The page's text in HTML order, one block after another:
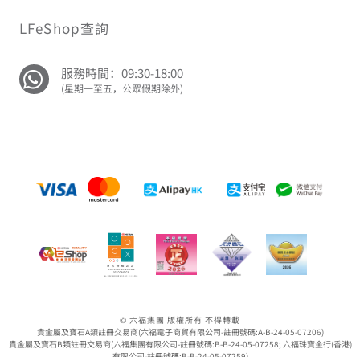
LFeShop查詢
服務時間：09:30-18:00
(星期一至五，公眾假期除外)
© 六福集團 版權所有 不得轉載
貴金屬及寶石A類註冊交易商(六福電子商貿有限公司-註冊號碼:A-B-24-05-07206)
貴金屬及寶石B類註冊交易商(六福集團有限公司-註冊號碼:B-B-24-05-07258; 六福珠寶金行(香港)